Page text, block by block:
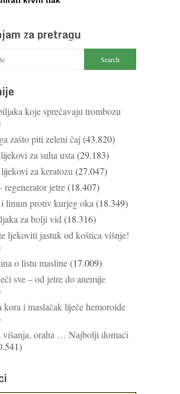
jer također može prouzročiti ...
za pretragu
koje sprečavaju trombozu
zašto piti zeleni čaj (43.820)
za suha usta (29.183)
za keratozu (27.047)
regenerator jetre(18.407)
limun protiv kurjeg oka (18.349)
za bolji vid (18.316)
ljekoviti jastuk od koštica višnje!
o listu masline(17.009)
sve – od jetre do anemije
kora i maslačak liječe hemoroide
oraha … Najbolji domaći